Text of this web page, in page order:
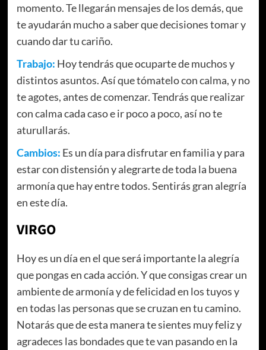
momento. Te llegarán mensajes de los demás, que
te ayudarán mucho a saber que decisiones tomar y
cuando dar tu cariño.
Trabajo: Hoy tendrás que ocuparte de muchos y
distintos asuntos. Así que tómatelo con calma, y no
te agotes, antes de comenzar. Tendrás que realizar
con calma cada caso e ir poco a poco, así no te
aturullarás.
Cambios: Es un día para disfrutar en familia y para
estar con distensión y alegrarte de toda la buena
armonía que hay entre todos. Sentirás gran alegría
en este día.
VIRGO
Hoy es un día en el que será importante la alegría
que pongas en cada acción. Y que consigas crear un
ambiente de armonía y de felicidad en los tuyos y
en todas las personas que se cruzan en tu camino.
Notarás que de esta manera te sientes muy feliz y
agradeces las bondades que te van pasando en la